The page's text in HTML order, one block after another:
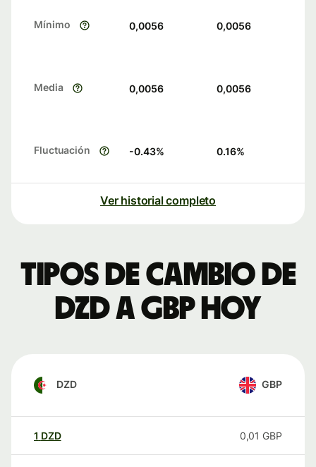
Mínimo 0,0056 0,0056
Media 0,0056 0,0056
Fluctuación -0.43% 0.16%
Ver historial completo
Tipos de cambio de
DZD a GBP hoy
DZD GBP
1 DZD 0,01 GBP